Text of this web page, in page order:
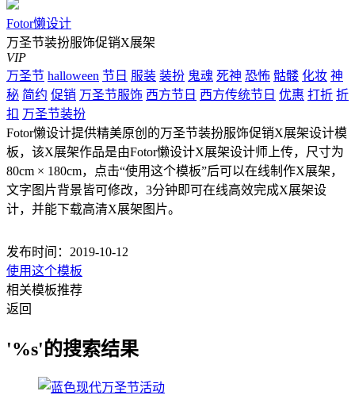
Fotor懒设计
万圣节装扮服饰促销X展架
VIP
万圣节 halloween 节日 服装 装扮 鬼魂 死神 恐怖 骷髅 化妆 神
秘 简约 促销 万圣节服饰 西方节日 西方传统节日 优惠 打折 折
扣 万圣节装扮
Fotor懒设计提供精美原创的万圣节装扮服饰促销X展架设计模
板，该X展架作品是由Fotor懒设计X展架设计师上传，尺寸为
80cm × 180cm，点击“使用这个模板”后可以在线制作X展架，
文字图片背景皆可修改，3分钟即可在线高效完成X展架设
计，并能下载高清X展架图片。
发布时间：2019-10-12
使用这个模板
相关模板推荐
返回
'%s'的搜索结果